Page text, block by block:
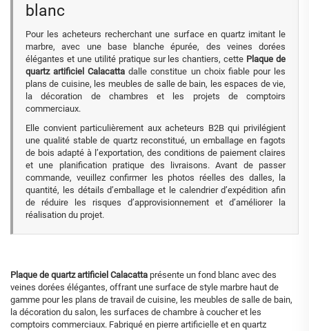
blanc
Pour les acheteurs recherchant une surface en quartz imitant le
marbre, avec une base blanche épurée, des veines dorées
élégantes et une utilité pratique sur les chantiers, cette Plaque de
quartz artificiel Calacattadalle constitue un choix fiable pour les
plans de cuisine, les meubles de salle de bain, les espaces de vie,
la décoration de chambres et les projets de comptoirs
commerciaux.
Elle convient particulièrement aux acheteurs B2B qui privilégient
une qualité stable de quartz reconstitué, un emballage en fagots
de bois adapté à l’exportation, des conditions de paiement claires
et une planification pratique des livraisons. Avant de passer
commande, veuillez confirmer les photos réelles des dalles, la
quantité, les détails d’emballage et le calendrier d’expédition afin
de réduire les risques d’approvisionnement et d’améliorer la
réalisation du projet.
Plaque de quartz artificiel Calacatta présente un fond blanc avec des
veines dorées élégantes, offrant une surface de style marbre haut de
gamme pour les plans de travail de cuisine, les meubles de salle de bain,
la décoration du salon, les surfaces de chambre à coucher et les
comptoirs commerciaux. Fabriqué en pierre artificielle et en quartz